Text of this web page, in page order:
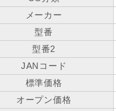
メーカー
型番
型番2
JANコード
標準価格
オープン価格